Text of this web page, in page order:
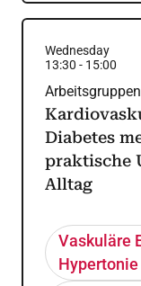
Wednesday
13:30 - 15:00
Diabetes
praktische
Alltag
Vaskuläre
Hypertonie